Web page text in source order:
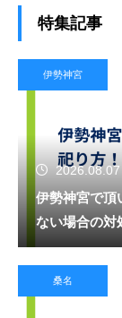
特集記事
伊勢神宮
2026.08.07
伊勢神宮で頂
ない場合の対
桑名